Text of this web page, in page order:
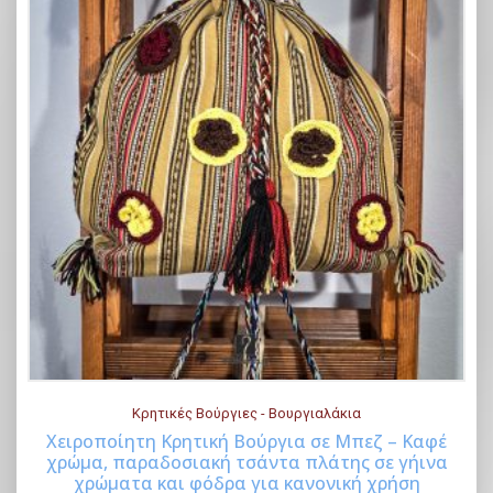
l
p
r
i
c
e
w
a
s
:
€
7
5
0
0
σ
α
τ
ι
μ
ή
ε
ί
ν
α
ι
:
€
5
.
0
Buy Now
Κρητικές Βούργιες - Βουργιαλάκια
Χειροποίητη Κρητική Βούργια σε Μπεζ – Καφέ
χρώμα, παραδοσιακή τσάντα πλάτης σε γήινα
χρώματα και φόδρα για κανονική χρήση